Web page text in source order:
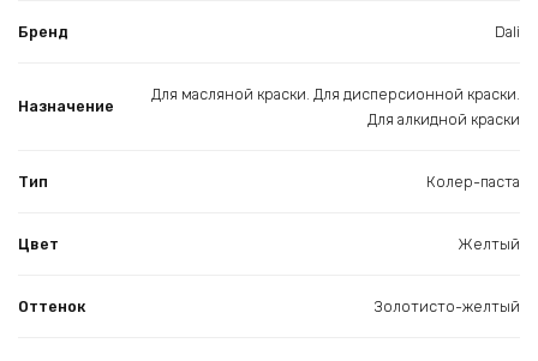
Бренд Dali
Назначение
Для масляной краски. Для дисперсионной краски.
Для алкидной краски
Тип Колер-паста
Цвет Желтый
Оттенок Золотисто-желтый